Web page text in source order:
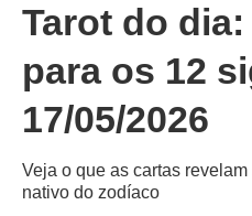
Tarot do
para os 12
17/05/2026
Veja o que as cartas
nativo do zodíaco